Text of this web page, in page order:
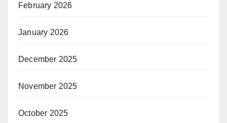
February 2026
January 2026
December 2025
November 2025
October 2025